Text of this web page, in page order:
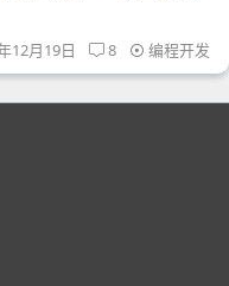
12月19日 8 编程开发